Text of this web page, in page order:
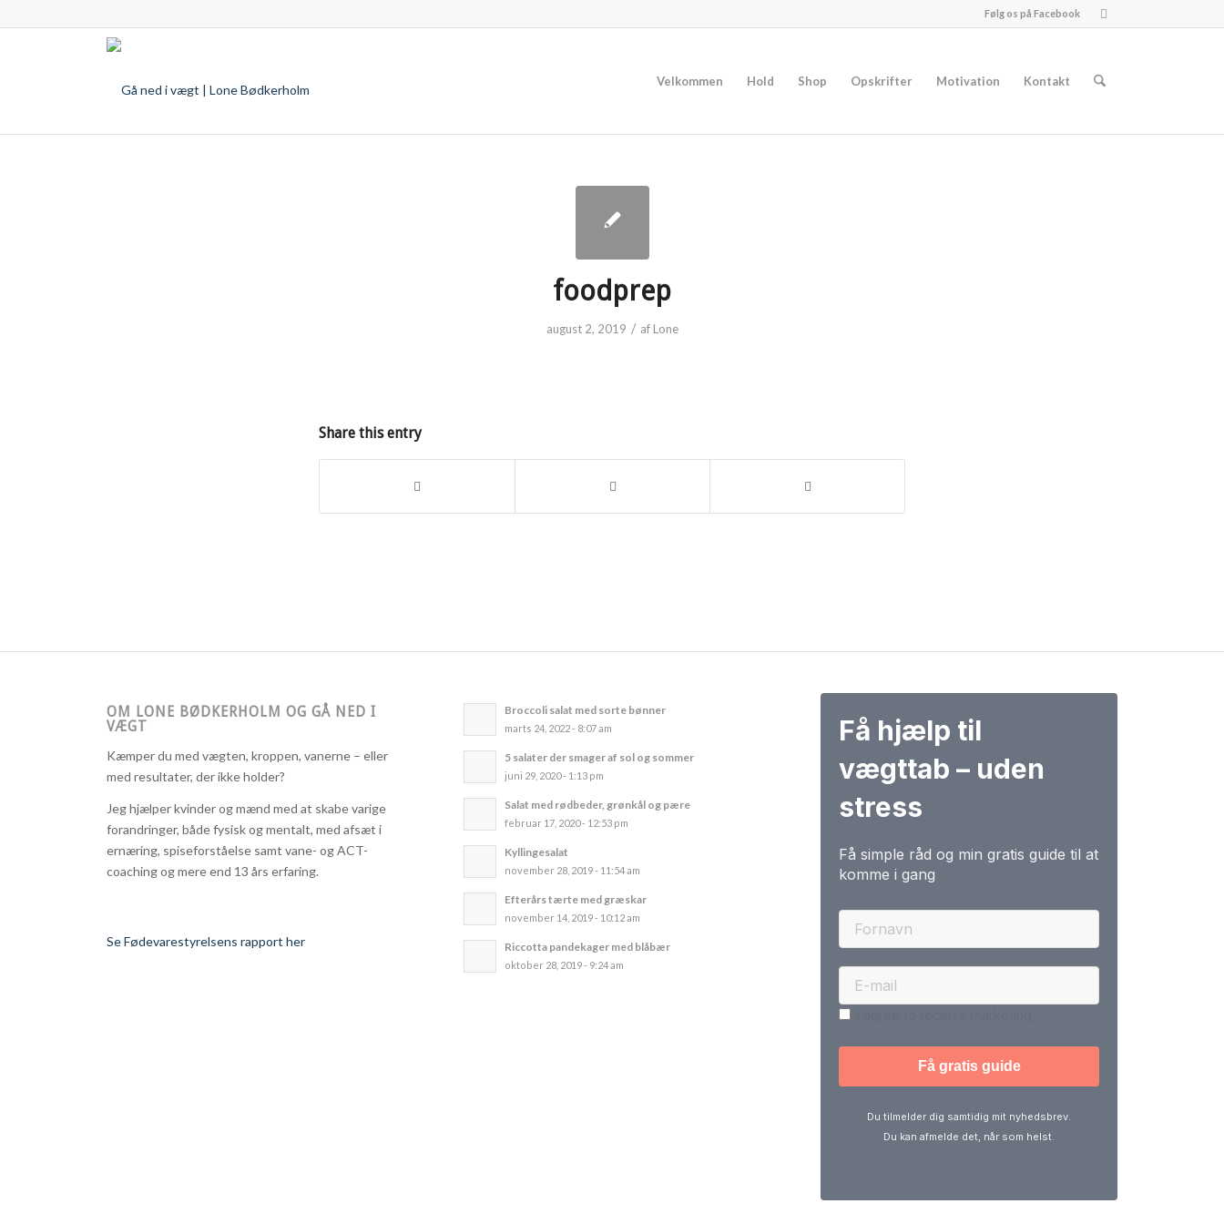
Følg os på Facebook
Velkommen Hold Shop Opskrifter Motivation Kontakt
foodprep
august 2, 2019 / af Lone
Share this entry
OM LONE BØDKERHOLM OG GÅ NED I
VÆGT
Kæmper du med vægten, kroppen, vanerne – eller
med resultater, der ikke holder?
Jeg hjælper kvinder og mænd med at skabe varige
forandringer, både fysisk og mentalt, med afsæt i
ernæring, spiseforståelse samt vane- og ACT-
coaching og mere end 13 års erfaring.
Se Fødevarestyrelsens rapport her
Broccoli salat med sorte bønner
marts 24, 2022 - 8:07 am
5 salater der smager af sol og sommer
juni 29, 2020 - 1:13 pm
Salat med rødbeder, grønkål og pære
februar 17, 2020 - 12:53 pm
Kyllingesalat
november 28, 2019 - 11:54 am
Efterårs tærte med græskar
november 14, 2019 - 10:12 am
Riccotta pandekager med blåbær
oktober 28, 2019 - 9:24 am
Få hjælp til
vægttab – uden
stress
Få simple råd og min gratis guide til at
komme i gang
Du tilmelder dig samtidig mit nyhedsbrev.
Du kan afmelde det, når som helst.